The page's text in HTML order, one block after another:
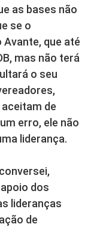
as bases não
se o
que até
mas não terá
o seu
aceitam de
erro, ele não
liderança.
dos
lideranças
de